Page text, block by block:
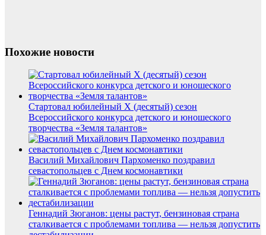
Похожие новости
Стартовал юбилейный X (десятый) сезон
Всероссийского конкурса детского и юношеского
творчества «Земля талантов»
Василий Михайлович Пархоменко поздравил
севастопольцев с Днем космонавтики
Геннадий Зюганов: цены растут, бензиновая страна
сталкивается с проблемами топлива — нельзя допустить